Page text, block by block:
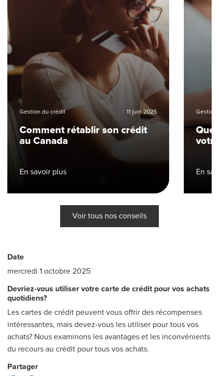
Gestion du crédit 11 juin 2025
Comment rétablir son crédit
au Canada
En savoir plus
Gestion
En
Voir tous nos conseils
Date
mercredi 1 octobre 2025
Devriez-vous utiliser votre carte de crédit pour vos achats
quotidiens?
Les cartes de crédit peuvent vous offrir des récompenses
intéressantes, mais devez-vous les utiliser pour tous vos
achats? Nous examinons les avantages et les inconvénients
du recours au crédit pour tous vos achats.
Partager